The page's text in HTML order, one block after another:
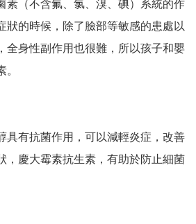
素（不含氟、氯、溴、碘）系統的作
狀的時候，除了臉部等敏感的患處以
全身性副作用也很難，所以孩子和嬰
具有抗菌作用，可以減輕炎症，改善
，慶大霉素抗生素，有助於防止細菌